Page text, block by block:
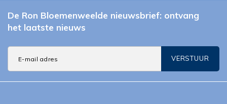
De Ron Bloemenweelde nieuwsbrief: ontvang
het laatste nieuws
VERSTUUR